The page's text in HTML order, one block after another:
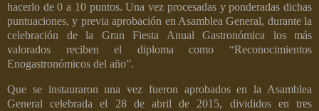
hacerlo de 0 a 10 puntos. Una vez procesadas y ponderadas dichas
puntuaciones, y previa aprobación en Asamblea General, durante la
celebración de la Gran Fiesta Anual Gastronómica los más
valorados reciben el diploma como “Reconocimientos
Enogastronómicos del año”.
Que se instauraron una vez fueron aprobados en la Asamblea
General celebrada el 28 de abril de 2015, divididos en tres